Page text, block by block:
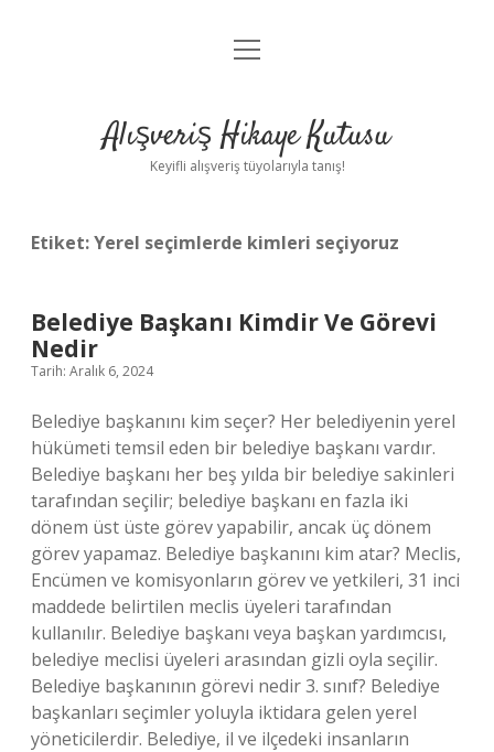
Anasayfa
Yasal Uyarı
menüyü
Alışveriş Hikaye Kutusu
Keyifli alışveriş tüyolarıyla tanış!
Etiket:Yerel seçimlerde kimleri seçiyoruz
Belediye Başkanı Kimdir Ve Görevi
Nedir
Tarih: Aralık 6, 2024
Belediye başkanını kim seçer? Her belediyenin yerel
hükümeti temsil eden bir belediye başkanı vardır.
Belediye başkanı her beş yılda bir belediye sakinleri
tarafından seçilir; belediye başkanı en fazla iki
dönem üst üste görev yapabilir, ancak üç dönem
görev yapamaz. Belediye başkanını kim atar? Meclis,
Encümen ve komisyonların görev ve yetkileri, 31 inci
maddede belirtilen meclis üyeleri tarafından
kullanılır. Belediye başkanı veya başkan yardımcısı,
belediye meclisi üyeleri arasından gizli oyla seçilir.
Belediye başkanının görevi nedir 3. sınıf? Belediye
başkanları seçimler yoluyla iktidara gelen yerel
yöneticilerdir. Belediye, il ve ilçedeki insanların